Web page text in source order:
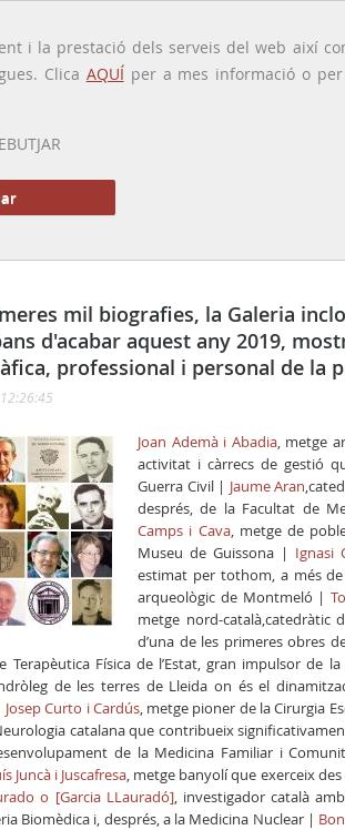
i la prestació dels serveis del web així
Clica AQUÍper a mes informació o
GALERIA
mil biografies, la Galeria
d'acabar aquest any 2019,
professional i personal de la
Joan Ademà i Abadia, metge
activitat i càrrecs de gestió
Guerra Civil | Jaume Aran
després, de la Facultat de
Camps i Cava, metge de
Museu de Guissona | Ignasi
estimat per tothom, a més
arqueològic de Montmeló |
metge nord-català,catedràtic
d’una de les primeres obres
Terapèutica Física de l’Estat, gran impulsor de
de les terres de Lleida on és el
Josep Curto i Cardús, metge pioner de la Cirurgia
catalana que contribueix
de la Medicina Familiar i
Juncà i Juscafresa, metge banyolí que exerceix
o [Garcia LLauradó], investigador català
Biomèdica i, després, a la Medicina Nuclear |